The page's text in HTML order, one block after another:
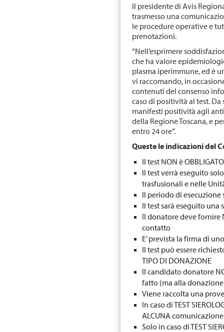
Il presidente di Avis
trasmesso una
le procedure operative e
prenotazioni.
“Nell’esprimere
che ha valore
plasma iperimmune, ed è
vi raccomando, in
contenuti del consenso
caso di positività al test.
manifesti positività agli
della Regione Toscana, e
entro 24 ore”.
Queste le indicazioni del
Il test NON è
Il test verrà eseguito
trasfusionali e nelle
Il periodo di
Il test sarà eseguito
Il donatore deve fornire
contatto
E’ prevista la firma di
Il test può essere
TIPO DI DONAZIONE
Il candidato donatore
fatto (ma alla
Viene raccolta una
In caso di TEST
ALCUNA comunicazione
Solo in caso di TEST